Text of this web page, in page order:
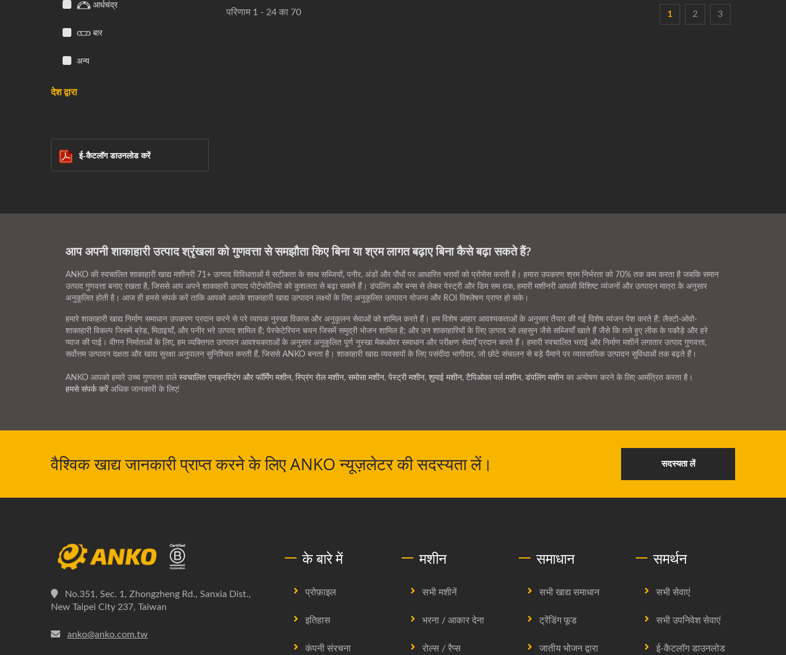
आर्धचंद्र
बार
अन्य
देश द्वारा
ई-कैटलॉग डाउनलोड करें
परिणाम 1 - 24 का 70 1 2 3
आप अपनी शाकाहारी उत्पाद श्रृंखला को गुणवत्ता से समझौता किए बिना या श्रम लागत बढ़ाए बिना कैसे बढ़ा सकते हैं?
ANKO की स्वचालित शाकाहारी खाद्य मशीनरी 71+ उत्पाद विविधताओं में सटीकता के साथ सब्जियों, पनीर, अंडों और पौधों पर आधारित भरावों को प्रोसेस करती है। हमारा उपकरण श्रम निर्भरता को 70% तक कम करता है जबकि समान
उत्पाद गुणवत्ता बनाए रखता है, जिससे आप अपने शाकाहारी उत्पाद पोर्टफोलियो को कुशलता से बढ़ा सकते हैं। डंपलिंग और बन्स से लेकर पेस्ट्री और डिम सम तक, हमारी मशीनरी आपकी विशिष्ट व्यंजनों और उत्पादन मात्रा के अनुसार
अनुकूलित होती है। आज ही हमसे संपर्क करें ताकि आपको आपके शाकाहारी खाद्य उत्पादन लक्ष्यों के लिए अनुकूलित उत्पादन योजना और ROI विश्लेषण प्राप्त हो सके।
हमारे शाकाहारी खाद्य निर्माण समाधान उपकरण प्रदान करने से परे व्यापक नुस्खा विकास और अनुकूलन सेवाओं को शामिल करते हैं। हम विशेष आहार आवश्यकताओं के अनुसार तैयार की गई विशेष व्यंजन पेश करते हैं: लैक्टो-ओवो-
शाकाहारी विकल्प जिसमें ब्रेड, मिठाइयाँ, और पनीर भरे उत्पाद शामिल हैं; पेस्केटेरियन चयन जिसमें समुद्री भोजन शामिल है; और उन शाकाहारियों के लिए उत्पाद जो लहसुन जैसे सब्जियाँ खाते हैं जैसे कि तले हुए लीक के पकौड़े और हरे
प्याज की पाई। वीगन निर्माताओं के लिए, हम व्यक्तिगत उत्पादन आवश्यकताओं के अनुसार अनुकूलित पूर्ण नुस्खा मेकओवर समाधान और परीक्षण सेवाएँ प्रदान करते हैं। हमारी स्वचालित भराई और निर्माण मशीनें लगातार उत्पाद गुणवत्ता,
सर्वोत्तम उत्पादन दक्षता और खाद्य सुरक्षा अनुपालन सुनिश्चित करती हैं, जिससे ANKO बनता है। शाकाहारी खाद्य व्यवसायों के लिए पसंदीदा भागीदार, जो छोटे संचालन से बड़े पैमाने पर व्यावसायिक उत्पादन सुविधाओं तक बढ़ते हैं।
ANKO आपको हमारे उच्च गुणवत्ता वाले स्वचालित एनक्रस्टिंग और फॉर्मिंग मशीन, स्प्रिंग रोल मशीन, समोसा मशीन, पेस्ट्री मशीन, शुमाई मशीन, टैपिओका पर्ल मशीन, डंपलिंग मशीन का अन्वेषण करने के लिए आमंत्रित करता है।
हमसे संपर्क करें अधिक जानकारी के लिए!
वैश्विक खाद्य जानकारी प्राप्त करने के लिए ANKO न्यूज़लेटर की सदस्यता लें। सदस्यता लें
No.351, Sec. 1, Zhongzheng Rd., Sanxia Dist.,
New Taipei City 237, Taiwan
anko@anko.com.tw
के बारे में
प्रोफ़ाइल
इतिहास
कंपनी संरचना
मशीन
सभी मशीनें
भरना / आकार देना
रोल्स / रैप्स
समाधान
सभी खाद्य समाधान
ट्रेंडिंग फूड
जातीय भोजन द्वारा
समर्थन
सभी सेवाएं
सभी उपनिवेश सेवाएं
ई-कैटलॉग डाउनलोड